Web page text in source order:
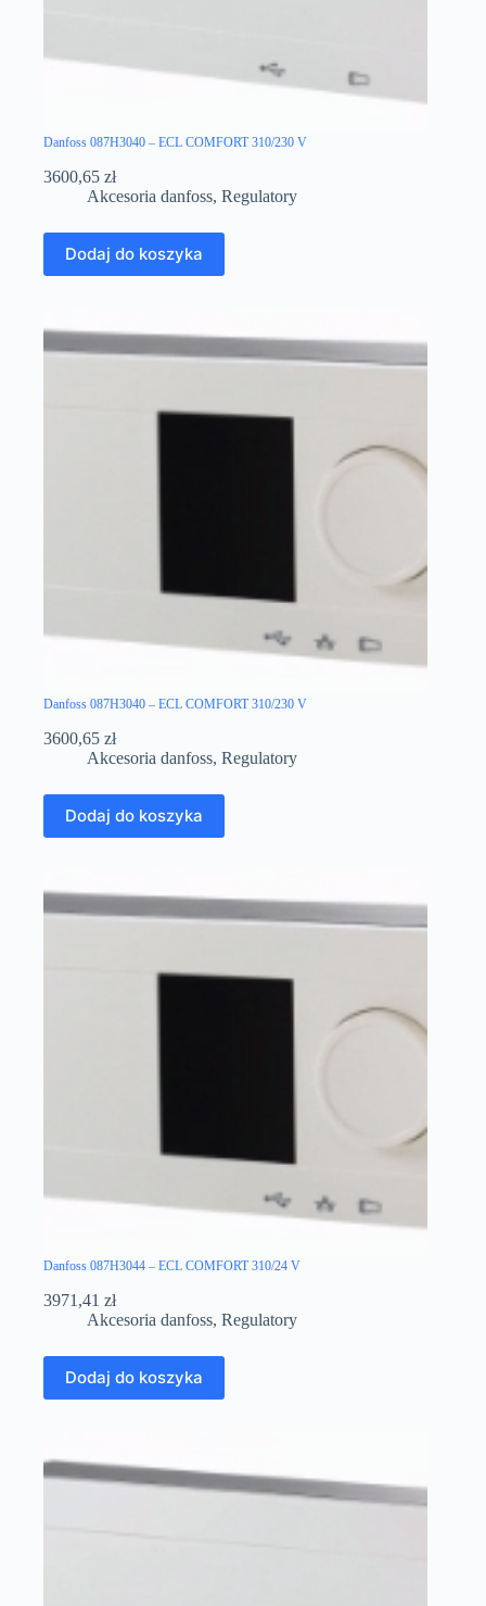
Danfoss 087H3040 – ECL COMFORT 310/230 V
3600,65 zł
Akcesoria danfoss, Regulatory
Dodaj do koszyka
Danfoss 087H3040 – ECL COMFORT 310/230 V
3600,65 zł
Akcesoria danfoss, Regulatory
Dodaj do koszyka
Danfoss 087H3044 – ECL COMFORT 310/24 V
3971,41 zł
Akcesoria danfoss, Regulatory
Dodaj do koszyka